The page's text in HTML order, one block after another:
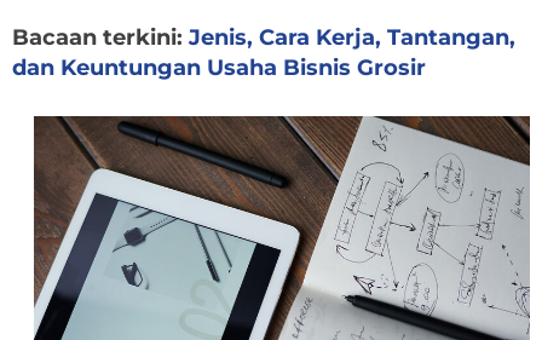
Bacaan terkini: Jenis, Cara Kerja, Tantangan,
dan Keuntungan Usaha Bisnis Grosir